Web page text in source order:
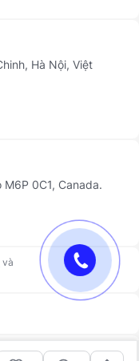
Hà Nội, Việt
0C1, Canada.
và